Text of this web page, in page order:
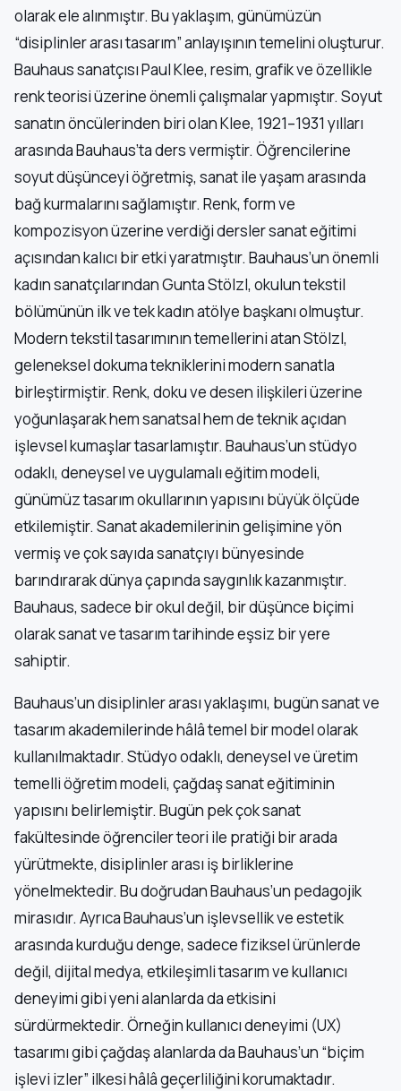
olarak ele alınmıştır. Bu yaklaşım, günümüzün
“disiplinler arası tasarım” anlayışının temelini oluşturur.
Bauhaus sanatçısı Paul Klee, resim, grafik ve özellikle
renk teorisi üzerine önemli çalışmalar yapmıştır. Soyut
sanatın öncülerinden biri olan Klee, 1921–1931 yılları
arasında Bauhaus’ta ders vermiştir. Öğrencilerine
soyut düşünceyi öğretmiş, sanat ile yaşam arasında
bağ kurmalarını sağlamıştır. Renk, form ve
kompozisyon üzerine verdiği dersler sanat eğitimi
açısından kalıcı bir etki yaratmıştır. Bauhaus’un önemli
kadın sanatçılarından Gunta Stölzl, okulun tekstil
bölümünün ilk ve tek kadın atölye başkanı olmuştur.
Modern tekstil tasarımının temellerini atan Stölzl,
geleneksel dokuma tekniklerini modern sanatla
birleştirmiştir. Renk, doku ve desen ilişkileri üzerine
yoğunlaşarak hem sanatsal hem de teknik açıdan
işlevsel kumaşlar tasarlamıştır. Bauhaus’un stüdyo
odaklı, deneysel ve uygulamalı eğitim modeli,
günümüz tasarım okullarının yapısını büyük ölçüde
etkilemiştir. Sanat akademilerinin gelişimine yön
vermiş ve çok sayıda sanatçıyı bünyesinde
barındırarak dünya çapında saygınlık kazanmıştır.
Bauhaus, sadece bir okul değil, bir düşünce biçimi
olarak sanat ve tasarım tarihinde eşsiz bir yere
sahiptir.
Bauhaus’un disiplinler arası yaklaşımı, bugün sanat ve
tasarım akademilerinde hâlâ temel bir model olarak
kullanılmaktadır. Stüdyo odaklı, deneysel ve üretim
temelli öğretim modeli, çağdaş sanat eğitiminin
yapısını belirlemiştir. Bugün pek çok sanat
fakültesinde öğrenciler teori ile pratiği bir arada
yürütmekte, disiplinler arası iş birliklerine
yönelmektedir. Bu doğrudan Bauhaus’un pedagojik
mirasıdır. Ayrıca Bauhaus’un işlevsellik ve estetik
arasında kurduğu denge, sadece fiziksel ürünlerde
değil, dijital medya, etkileşimli tasarım ve kullanıcı
deneyimi gibi yeni alanlarda da etkisini
sürdürmektedir. Örneğin kullanıcı deneyimi (UX)
tasarımı gibi çağdaş alanlarda da Bauhaus’un “biçim
işlevi izler” ilkesi hâlâ geçerliliğini korumaktadır.